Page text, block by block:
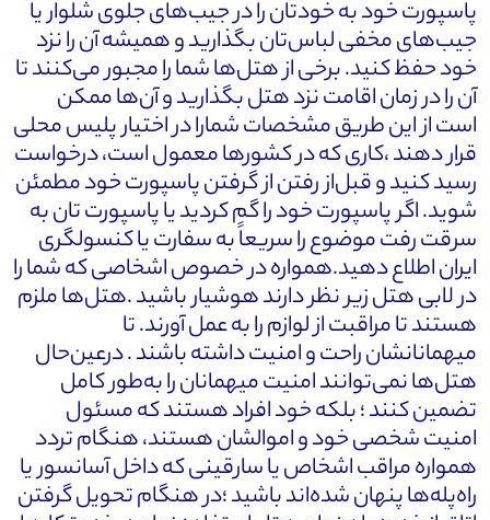
پاسپورت خود به خودتان را در جیب‌های جلوی شلوار یا
جیب‌های مخفی لباس‌تان بگذارید و همیشه آن را نزد
خود حفظ کنید. برخی از هتل‌ها شما را مجبور می‌کنند تا
آن را در زمان اقامت نزد هتل بگذارید و آن‌ها ممکن
است از این طریق مشخصات شمارا در اختیار پلیس محلی
قرار دهند ،کاری که در کشورها معمول است، درخواست
رسید کنید و قبل‌از رفتن از گرفتن پاسپورت خود مطمئن
شوید. اگر پاسپورت خود را گم کردید یا پاسپورت تان به
سرقت رفت موضوع را سریعاً به سفارت یا کنسولگری
ایران اطلاع دهید.همواره در خصوص اشخاصی که شما را
در لابی هتل زیر نظر دارند هوشیار باشید .هتل‌ها ملزم
هستند تا مراقبت از لوازم را به عمل آورند. تا
میهمانانشان راحت و امنیت داشته باشند . درعین‌حال
هتل‌ها نمی‌توانند امنیت میهمانان را به‌طور کامل
تضمین کنند ؛ بلکه خود افراد هستند که مسئول
امنیت شخصی خود و اموالشان هستند، هنگام تردد
همواره مراقب اشخاص یا سارقینی که داخل آسانسور یا
راه‌پله‌ها پنهان شده‌اند باشید ؛در هنگام تحویل گرفتن